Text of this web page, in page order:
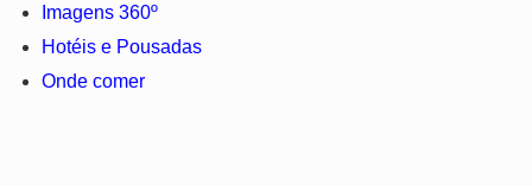
Imagens 360º
Hotéis e Pousadas
Onde comer